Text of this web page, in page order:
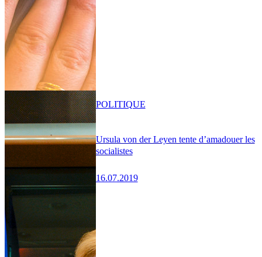
Ursula von der Leyen tente d’amadouer les
socialistes
16.07.2019
POLITIQUE